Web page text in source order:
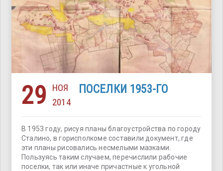
29
НОЯ
2014
ПОСЕЛКИ 1953-ГО
В 1953 году, рисуя планы благоустройства по городу
Сталино, в горисполкоме составили документ, где
эти планы рисовались несмелыми мазками.
Пользуясь таким случаем, перечислили рабочие
поселки, так или иначе причастные к угольной